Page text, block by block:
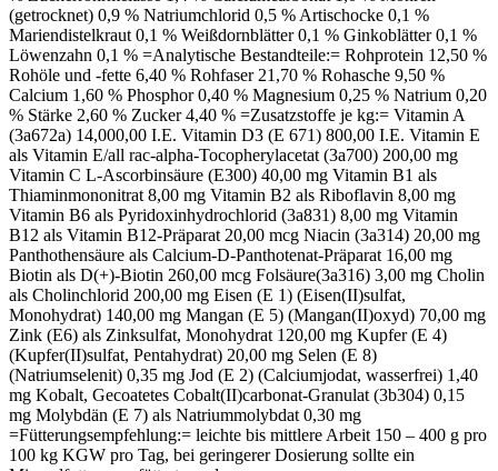
(getrocknet) 0,9 % Natriumchlorid 0,5 % Artischocke 0,1 %
Mariendistelkraut 0,1 % Weißdornblätter 0,1 % Ginkoblätter 0,1 %
Löwenzahn 0,1 % =Analytische Bestandteile:= Rohprotein 12,50 %
Rohöle und -fette 6,40 % Rohfaser 21,70 % Rohasche 9,50 %
Calcium 1,60 % Phosphor 0,40 % Magnesium 0,25 % Natrium 0,20
% Stärke 2,60 % Zucker 4,40 % =Zusatzstoffe je kg:= Vitamin A
(3a672a) 14,000,00 I.E. Vitamin D3 (E 671) 800,00 I.E. Vitamin E
als Vitamin E/all rac-alpha-Tocopherylacetat (3a700) 200,00 mg
Vitamin C L-Ascorbinsäure (E300) 40,00 mg Vitamin B1 als
Thiaminmononitrat 8,00 mg Vitamin B2 als Riboflavin 8,00 mg
Vitamin B6 als Pyridoxinhydrochlorid (3a831) 8,00 mg Vitamin
B12 als Vitamin B12-Präparat 20,00 mcg Niacin (3a314) 20,00 mg
Panthothensäure als Calcium-D-Panthotenat-Präparat 16,00 mg
Biotin als D(+)-Biotin 260,00 mcg Folsäure(3a316) 3,00 mg Cholin
als Cholinchlorid 200,00 mg Eisen (E 1) (Eisen(II)sulfat,
Monohydrat) 140,00 mg Mangan (E 5) (Mangan(II)oxyd) 70,00 mg
Zink (E6) als Zinksulfat, Monohydrat 120,00 mg Kupfer (E 4)
(Kupfer(II)sulfat, Pentahydrat) 20,00 mg Selen (E 8)
(Natriumselenit) 0,35 mg Jod (E 2) (Calciumjodat, wasserfrei) 1,40
mg Kobalt, Gecoatetes Cobalt(II)carbonat-Granulat (3b304) 0,15
mg Molybdän (E 7) als Natriummolybdat 0,30 mg
=Fütterungsempfehlung:= leichte bis mittlere Arbeit 150 – 400 g pro
100 kg KGW pro Tag, bei geringerer Dosierung sollte ein